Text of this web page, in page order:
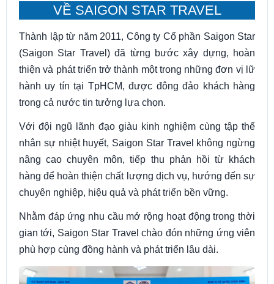
VỀ SAIGON STAR TRAVEL
Thành lập từ năm 2011, Công ty Cổ phần Saigon Star
(Saigon Star Travel) đã từng bước xây dựng, hoàn
thiện và phát triển trở thành một trong những đơn vị lữ
hành uy tín tại TpHCM, được đông đảo khách hàng
trong cả nước tin tưởng lựa chọn.
Với đội ngũ lãnh đạo giàu kinh nghiệm cùng tập thể
nhân sự nhiệt huyết, Saigon Star Travel không ngừng
nâng cao chuyên môn, tiếp thu phản hồi từ khách
hàng để hoàn thiện chất lượng dịch vụ, hướng đến sự
chuyên nghiệp, hiệu quả và phát triển bền vững.
Nhằm đáp ứng nhu cầu mở rộng hoạt động trong thời
gian tới, Saigon Star Travel chào đón những ứng viên
phù hợp cùng đồng hành và phát triển lâu dài.